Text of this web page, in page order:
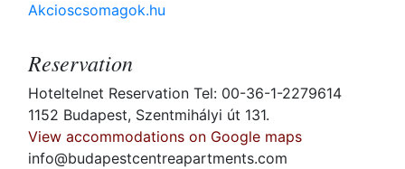
Akcioscsomagok.hu
Reservation
Hoteltelnet Reservation Tel: 00-36-1-2279614
1152 Budapest, Szentmihályi út 131.
View accommodations on Google maps
info@budapestcentreapartments.com